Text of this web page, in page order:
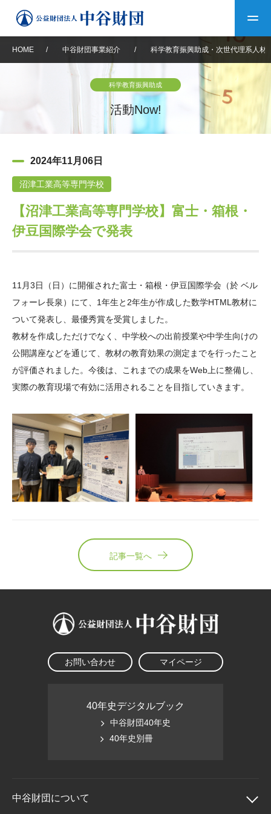
中谷財団について
設立趣意書
沿革 40年史デジタルブック
役員・評議員 公開情報
年報一覧 中谷財団レポート
中谷財団事業紹介
神戸賞 長期大型研究助成
大学院生奨学金
国際学生交流プログラ
ム
科学教育振興助成・
次世代理系人材育成プ
ログラム助成
中谷財団動画紹介
その他情報
アクセス よくあるご質問
サイトマップ 中谷財団アーカイブ
日本語 English
HOME / 中谷財団事業紹介 / 科学教育振興助成・次世代理系人材
科学教育振興助成
活動Now!
2024年11月06日
沼津工業高等専門学校
【沼津工業高等専門学校】富士・箱根・
伊豆国際学会で発表
11月3日（日）に開催された富士・箱根・伊豆国際学会（於 ベル
フォーレ長泉）にて、1年生と2年生が作成した数学HTML教材に
ついて発表し、最優秀賞を受賞しました。
教材を作成しただけでなく、中学校への出前授業や中学生向けの
公開講座などを通じて、教材の教育効果の測定までを行ったこと
が評価されました。今後は、これまでの成果をWeb上に整備し、
実際の教育現場で有効に活用されることを目指していきます。
記事一覧へ
お問い合わせ マイページ
40年史デジタルブック
中谷財団40年史
40年史別冊
中谷財団について